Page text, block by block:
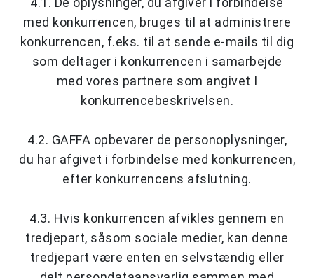
med konkurrencen, bruges til at administrere
konkurrencen, f.eks. til at sende e-mails til dig
som deltager i konkurrencen i samarbejde
med vores partnere som angivet I
konkurrencebeskrivelsen.
4.2. GAFFA opbevarer de personoplysninger,
du har afgivet i forbindelse med konkurrencen,
efter konkurrencens afslutning.
4.3. Hvis konkurrencen afvikles gennem en
tredjepart, såsom sociale medier, kan denne
tredjepart være enten en selvstændig eller